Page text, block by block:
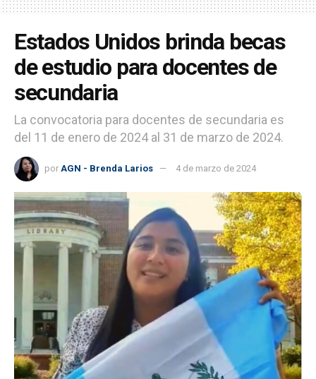
Estados Unidos brinda becas
de estudio para docentes de
secundaria
La convocatoria para docentes de secundaria es
del 11 de enero de 2024 al 31 de marzo de 2024.
por AGN - Brenda Larios 4 de marzo de 2024